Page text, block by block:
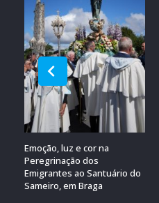
Emoção, luz e cor na
Peregrinação dos
Emigrantes ao Santuário do
Sameiro, em Braga